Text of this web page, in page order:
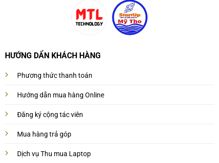
HƯỚNG DẨN KHÁCH HÀNG
Phương thức thanh toán
Hướng dẫn mua hàng Online
Đăng ký cộng tác viên
Mua hàng trả góp
Dịch vụ Thu mua Laptop